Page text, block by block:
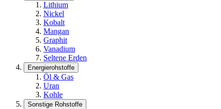
Lithium
Nickel
Kobalt
Mangan
Graphit
Vanadium
Seltene Erden
Energierohstoffe
Öl & Gas
Uran
Kohle
Sonstige Rohstoffe